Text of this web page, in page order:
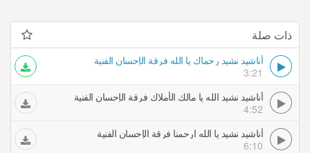
ذات صلة
أناشيد نشيد رحماك يا الله فرقة الإحسان الفنية
3:21
أناشيد نشيد الله يا مالك الأملاك فرقة الإحسان الفنية
4:52
أناشيد نشيد يا الله ارحمنا فرقة الإحسان الفنية
6:10